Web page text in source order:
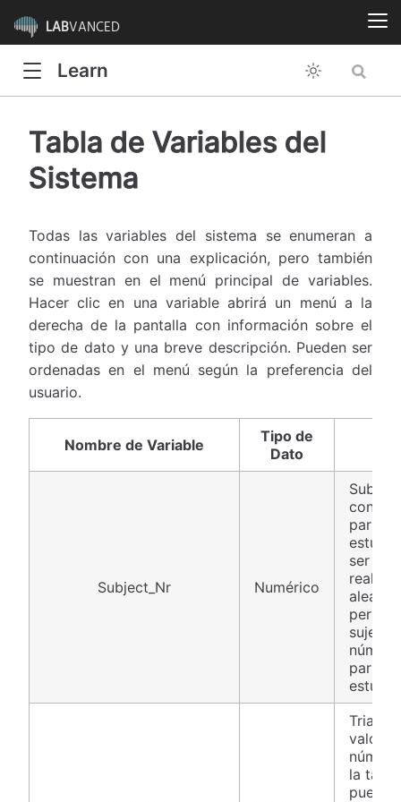
LABVANCED
Learn
Tabla de Variables del
Sistema
Todas las variables del sistema se enumeran a
continuación con una explicación, pero también
se muestran en el menú principal de variables.
Hacer clic en una variable abrirá un menú a la
derecha de la pantalla con información sobre el
tipo de dato y una breve descripción. Pueden ser
ordenadas en el menú según la preferencia del
usuario.
Nombre de Variable
Tipo de
Dato
Subject_Nr Numérico
ser
valor
la
puede